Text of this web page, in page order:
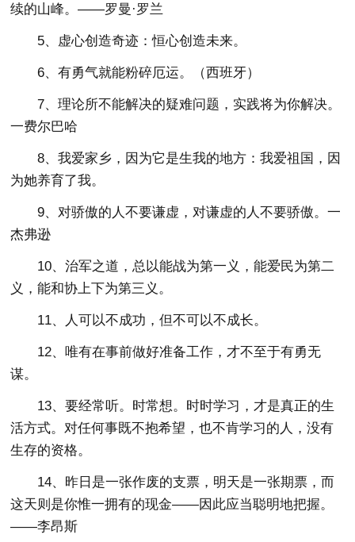
续的山峰。——罗曼·罗兰
5、虚心创造奇迹：恒心创造未来。
6、有勇气就能粉碎厄运。（西班牙）
7、理论所不能解决的疑难问题，实践将为你解决。
一费尔巴哈
8、我爱家乡，因为它是生我的地方：我爱祖国，因
为她养育了我。
9、对骄傲的人不要谦虚，对谦虚的人不要骄傲。一
杰弗逊
10、治军之道，总以能战为第一义，能爱民为第二
义，能和协上下为第三义。
11、人可以不成功，但不可以不成长。
12、唯有在事前做好准备工作，才不至于有勇无
谋。
13、要经常听。时常想。时时学习，才是真正的生
活方式。对任何事既不抱希望，也不肯学习的人，没有
生存的资格。
14、昨日是一张作废的支票，明天是一张期票，而
这天则是你惟一拥有的现金——因此应当聪明地把握。
——李昂斯